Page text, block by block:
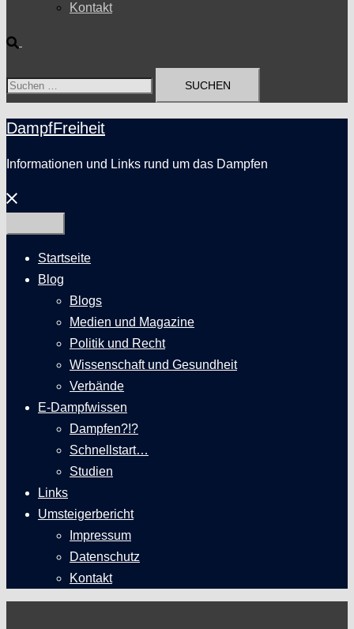
Kontakt
Suche
Suchen
DampfFreiheit
Informationen und Links rund um das Dampfen
Menü
schließen
Startseite
Blog
Blogs
Medien und Magazine
Politik und Recht
Wissenschaft und Gesundheit
Verbände
E-Dampfwissen
Dampfen?!?
Schnellstart…
Studien
Links
Umsteigerbericht
Impressum
Datenschutz
Kontakt